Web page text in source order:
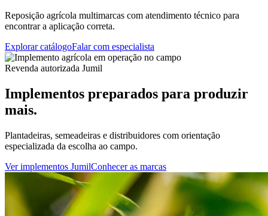
Reposição agrícola multimarcas com atendimento técnico para
encontrar a aplicação correta.
Explorar catálogoFalar com especialista
Revenda autorizada Jumil
Implementos preparados para produzir
mais.
Plantadeiras, semeadeiras e distribuidores com orientação
especializada da escolha ao campo.
Ver implementos JumilConhecer as marcas